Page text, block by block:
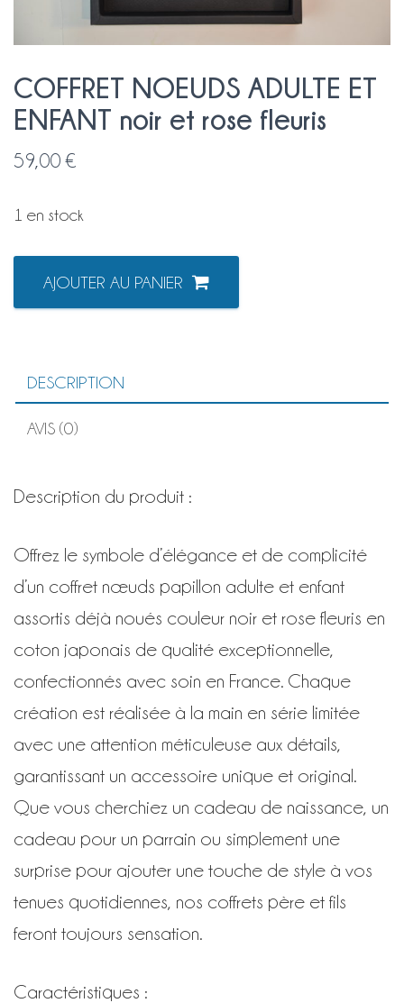
COFFRET NOEUDS ADULTE ET
ENFANT noir et rose fleuris
59,00€
1 en stock
noir
et
rose
AJOUTER AU PANIER
DESCRIPTION
AVIS (0)
Description du produit :
Offrez le symbole d’élégance et de complicité
d’un coffret nœuds papillon adulte et enfant
assortis déjà noués couleur noir et rose fleuris en
coton japonais de qualité exceptionnelle,
confectionnés avec soin en France. Chaque
création est réalisée à la main en série limitée
avec une attention méticuleuse aux détails,
garantissant un accessoire unique et original.
Que vous cherchiez un cadeau de naissance, un
cadeau pour un parrain ou simplement une
surprise pour ajouter une touche de style à vos
tenues quotidiennes, nos coffrets père et fils
feront toujours sensation.
Caractéristiques :